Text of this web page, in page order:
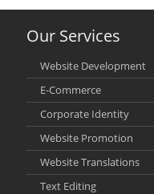
Our Services
Website Development
E-Commerce
Corporate Identity
Website Promotion
Website Translations
Text Editing